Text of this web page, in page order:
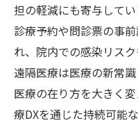
担の軽減にも寄与して
診療予約や問診票の事
れ、院内での感染リスク
遠隔医療は医療の新常
医療の在り方を大きく
療DXを通じた持続可能